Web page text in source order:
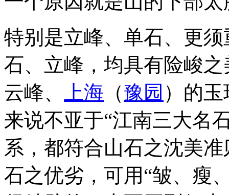
特别是立峰、单石、更
石、立峰，均具有险峻
云峰、
上海 （豫园 ）的
来说不亚于“江南三大名
系，都符合山石之沈美
石之优劣，可用“皱、瘦